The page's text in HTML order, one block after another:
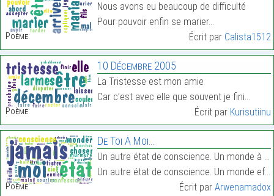
Poème:
Nous avons eu beaucoup de difficulté
Pour pouvoir enfin se marier…
Écrit par Calista1512
Poème:
10 Décembre 2005
La Tristesse est mon amie
Car c’est avec elle que souvent je fini…
Écrit par Kurisutiinu
Poème:
De Toi À Moi…
Un autre état de conscience. Un monde à part. Quel
Un autre état de conscience. Un monde effacé. Quel…
Écrit par Arwenamadox